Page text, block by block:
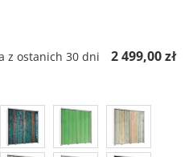
z ostanich 30 dni 2 499,00 zł